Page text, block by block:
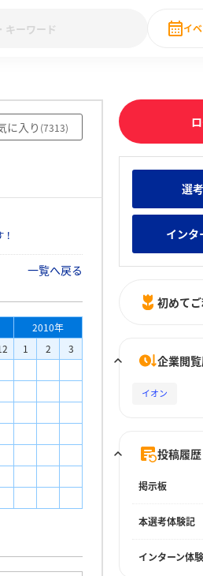
みんなの新卒就職人気企業ランキン
28卒 IT・DX現場社員インタビュー
イ
に入り (7313)
一覧へ戻る
2010年
1 2
3
選
インタ
初めて
企業閲
イオン
投稿履歴
掲示板
本選考体験記
インターン体